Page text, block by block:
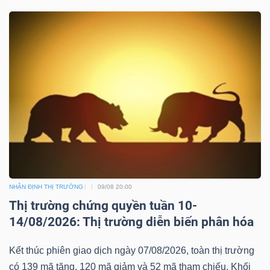
NHẬN ĐỊNH THỊ TRƯỜNG 09/08 20:00
Thị trường chứng quyền tuần 10-
14/08/2026: Thị trường diễn biến phân hóa
Kết thúc phiên giao dịch ngày 07/08/2026, toàn thị trường
có 139 mã tăng, 120 mã giảm và 52 mã tham chiếu. Khối
chính